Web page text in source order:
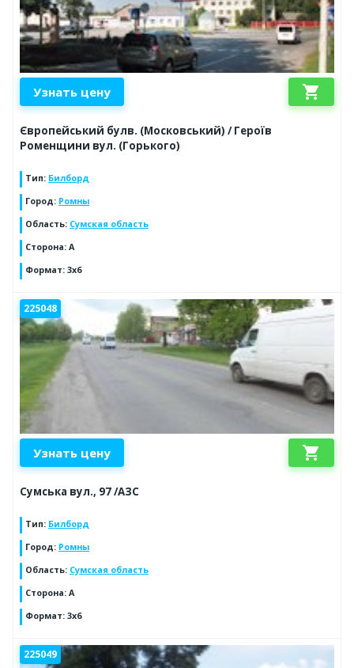
Узнать цену shopping_cart
Європейський булв. (Московський) / Героїв
Роменщини вул. (Горького)
Тип: Билборд
Город: Ромны
Область: Сумская область
Сторона: A
Формат: 3x6
225048
Узнать цену shopping_cart
Сумська вул., 97 /АЗС
Тип: Билборд
Город: Ромны
Область: Сумская область
Сторона: A
Формат: 3х6
225049